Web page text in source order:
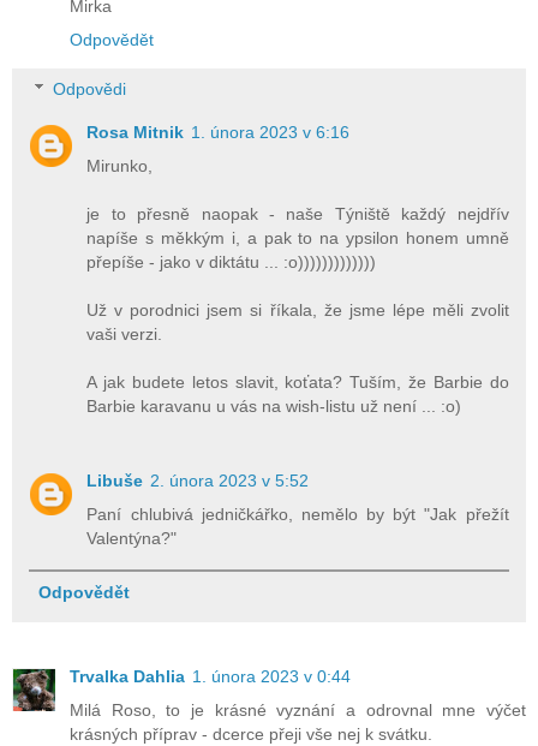
Mirka
Odpovědět
Odpovědi
Rosa Mitnik 1. února 2023 v 6:16
Mirunko,
je to přesně naopak - naše Týniště každý nejdřív
napíše s měkkým i, a pak to na ypsilon honem umně
přepíše - jako v diktátu ... :o)))))))))))))
Už v porodnici jsem si říkala, že jsme lépe měli zvolit
vaši verzi.
A jak budete letos slavit, koťata? Tuším, že Barbie do
Barbie karavanu u vás na wish-listu už není ... :o)
Libuše 2. února 2023 v 5:52
Paní chlubivá jedničkářko, nemělo by být "Jak přežít
Valentýna?"
Odpovědět
Trvalka Dahlia 1. února 2023 v 0:44
Milá Roso, to je krásné vyznání a odrovnal mne výčet
krásných příprav - dcerce přeji vše nej k svátku.